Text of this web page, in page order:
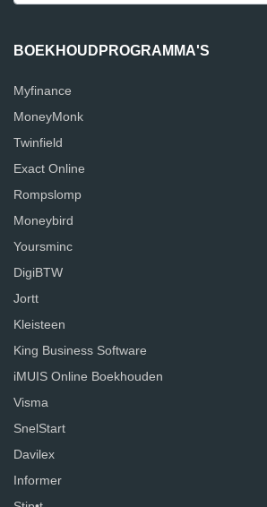
BOEKHOUDPROGRAMMA'S
Myfinance
MoneyMonk
Twinfield
Exact Online
Rompslomp
Moneybird
Yoursminc
DigiBTW
Jortt
Kleisteen
King Business Software
iMUIS Online Boekhouden
Visma
SnelStart
Davilex
Informer